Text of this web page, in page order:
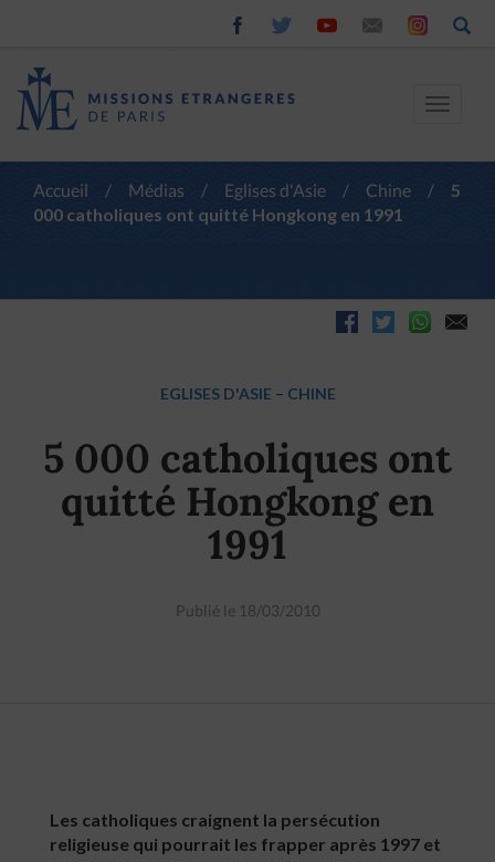
Toggle
Accueil / Médias / Eglises d'Asie / Chine /
5
000 catholiques ont quitté Hongkong en 1991
EGLISES D'ASIE – CHINE
5 000 catholiques ont
quitté Hongkong en
1991
Publié le 18/03/2010
Les catholiques craignent la persécution
religieuse qui pourrait les frapper après 1997 et